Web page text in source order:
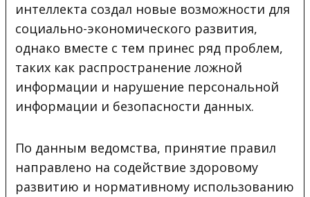
интеллекта создал новые возможности для
социально-экономического развития,
однако вместе с тем принес ряд проблем,
таких как распространение ложной
информации и нарушение персональной
информации и безопасности данных.
По данным ведомства, принятие правил
направлено на содействие здоровому
развитию и нормативному использованию